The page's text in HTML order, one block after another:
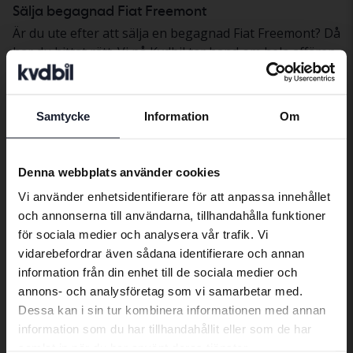
Samtycke Information Om
Denna webbplats använder cookies
Vi använder enhetsidentifierare för att anpassa innehållet
och annonserna till användarna, tillhandahålla funktioner
för sociala medier och analysera vår trafik. Vi
vidarebefordrar även sådana identifierare och annan
information från din enhet till de sociala medier och
annons- och analysföretag som vi samarbetar med.
Dessa kan i sin tur kombinera informationen med annan
information som du har tillhandahållit eller som de har
Sälja begagnad Fiat Freemont
Är du ute efter att sälja en begagnad Fiat Freemont? Då
har du hittat rätt. Vi på Kvdbil tar hand om hela affären
när du säljer din Fiat Freemont. Om du vill kan vi hämta
tvättar, fotograferar och marknadsför den åt dig.
Därefter säljer vi din bil genom vår marknadsplats. Få
Freemont här
Bilar Fiat Freemont
Fiatmodeller
Fiat 500 Fiat Freemont
Preferred language
We have detected that your browser
Swedish. To better service our friends
abroad we have an English language
site (kvdcars.com) that contains all the
same vehicles and services.
Continue in Swedish